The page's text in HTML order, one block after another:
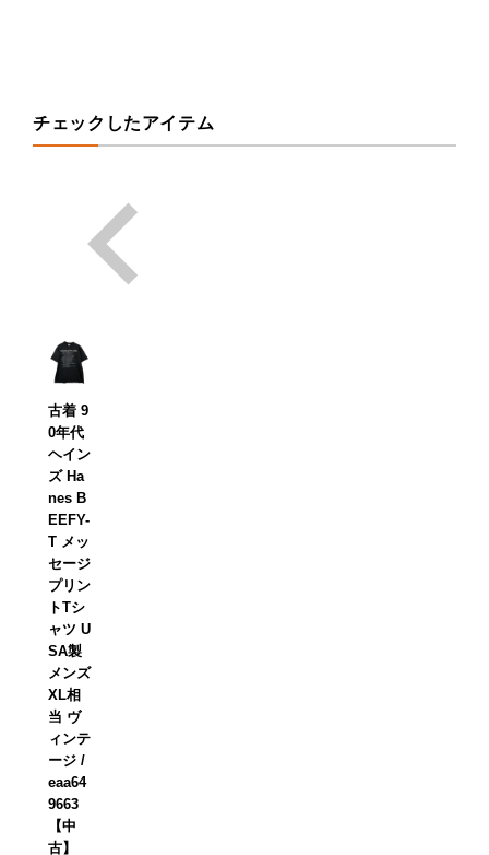
チェックしたアイテム
古着 9
0年代
ヘイン
ズ Ha
nes B
EEFY-
T メッ
セージ
プリン
トTシ
ャツ U
SA製
メンズ
XL相
当 ヴ
ィンテ
ージ /
eaa64
9663
【中
古】